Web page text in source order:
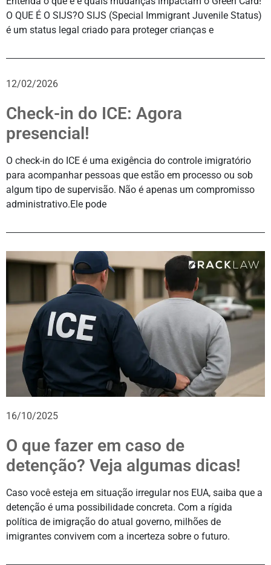
O QUE É O SIJS?O SIJS (Special Immigrant Juvenile Status)
é um status legal criado para proteger crianças e
12/02/2026
Check-in do ICE: Agora
presencial!
O check-in do ICE é uma exigência do controle imigratório
para acompanhar pessoas que estão em processo ou sob
algum tipo de supervisão. Não é apenas um compromisso
administrativo.Ele pode
16/10/2025
O que fazer em caso de
detenção? Veja algumas dicas!
Caso você esteja em situação irregular nos EUA, saiba que a
detenção é uma possibilidade concreta. Com a rígida
política de imigração do atual governo, milhões de
imigrantes convivem com a incerteza sobre o futuro.